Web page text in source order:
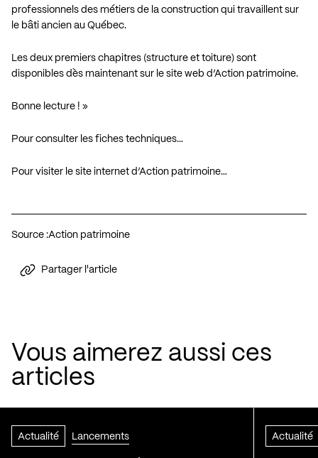
professionnels des métiers de la construction qui travaillent sur
le bâti ancien au Québec.
Les deux premiers chapitres (structure et toiture) sont
disponibles dès maintenant sur le site web d’Action patrimoine.
Bonne lecture ! »
Pour consulter les fiches techniques…
Pour visiter le site internet d’Action patrimoine…
Source :Action patrimoine
Partager l'article
Vous aimerez aussi ces
articles
Actualité Lancements Actualité